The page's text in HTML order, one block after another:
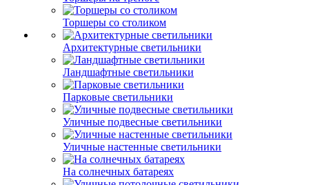
Торшеры со столиком
Архитектурные светильники
Ландшафтные светильники
Парковые светильники
Уличные подвесные светильники
Уличные настенные светильники
На солнечных батареях